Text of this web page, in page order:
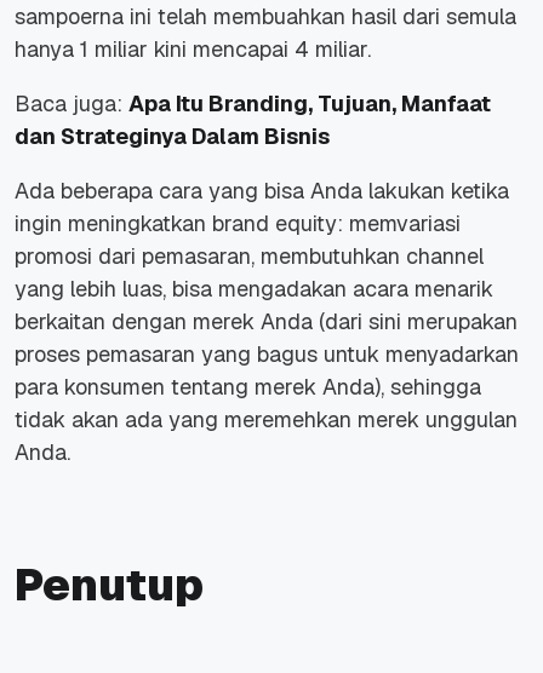
sampoerna ini telah membuahkan hasil dari semula
hanya 1 miliar kini mencapai 4 miliar.
Baca juga: Apa Itu Branding, Tujuan, Manfaat
dan Strateginya Dalam Bisnis
Ada beberapa cara yang bisa Anda lakukan ketika
ingin meningkatkan brand equity: memvariasi
promosi dari pemasaran, membutuhkan channel
yang lebih luas, bisa mengadakan acara menarik
berkaitan dengan merek Anda (dari sini merupakan
proses pemasaran yang bagus untuk menyadarkan
para konsumen tentang merek Anda), sehingga
tidak akan ada yang meremehkan merek unggulan
Anda.
Penutup